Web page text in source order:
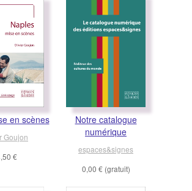
en scènes
Goujon
€
Notre catalogue
numérique
espaces&signes
0,00 € (gratuit)